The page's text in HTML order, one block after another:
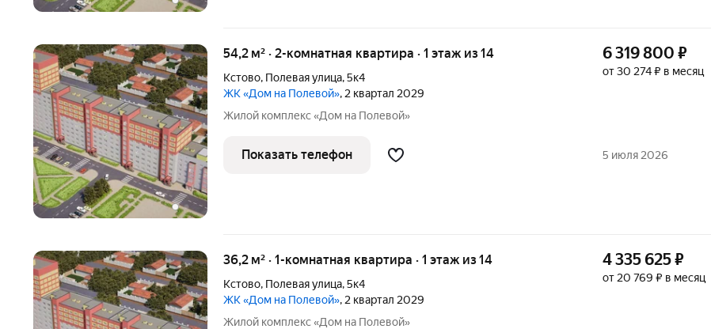
54,2 м² · 2-комнатная квартира · 1 этаж из 14
Кстово, Полевая улица,5к4
ЖК «Дом на Полевой», 2 квартал 2029
Жилой комплекс «Дом на Полевой»
6 319 800 ₽
от 30 274 ₽ в месяц
Показать телефон 5 июля 2026
36,2 м² · 1-комнатная квартира · 1 этаж из 14
Кстово, Полевая улица,5к4
ЖК «Дом на Полевой», 2 квартал 2029
Жилой комплекс «Дом на Полевой»
4 335 625₽
от 20 769 ₽ в месяц